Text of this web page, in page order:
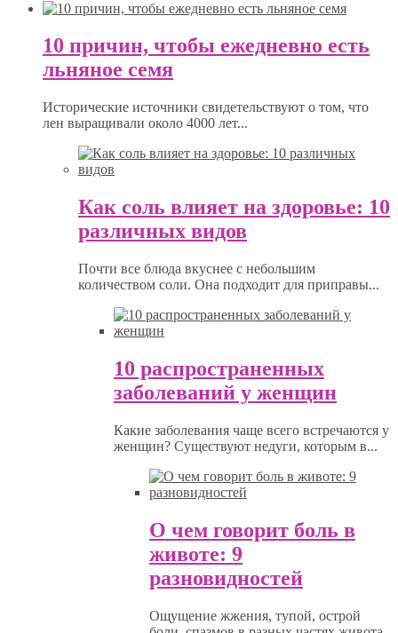
10 причин, чтобы ежедневно есть
льняное семя
Исторические источники свидетельствуют о том, что
лен выращивали около 4000 лет...
Как соль влияет на здоровье: 10
различных видов
Почти все блюда вкуснее с небольшим
количеством соли. Она подходит для приправы...
10 распространенных
заболеваний у женщин
Какие заболевания чаще всего встречаются у
женщин? Существуют недуги, которым в...
О чем говорит боль в
животе: 9
разновидностей
Ощущение жжения, тупой, острой